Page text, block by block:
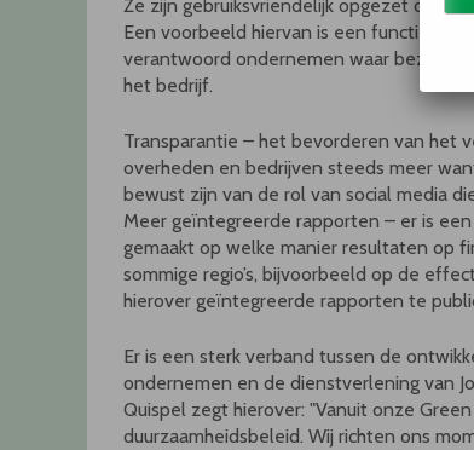
Ze zijn gebruiksvriendelijk opgezet om
Een voorbeeld hiervan is een functie op
verantwoord ondernemen waar
het bedrijf.
Transparantie – het bevorderen van het
overheden en bedrijven steeds meer
bewust zijn van de rol van social media
Meer geïntegreerde rapporten – er is
gemaakt op welke manier resultaten op
sommige regio’s, bijvoorbeeld op de
hierover geïntegreerde rapporten te
Er is een sterk verband tussen de
ondernemen en de dienstverlening van
Quispel zegt hierover: "Vanuit onze
duurzaamheidsbeleid. Wij richten ons